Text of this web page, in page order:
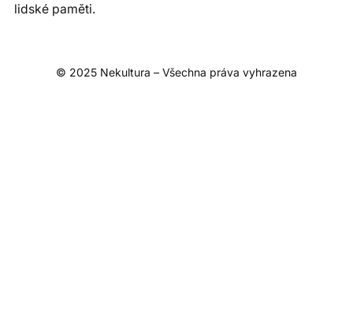
lidské paměti.
© 2025 Nekultura – Všechna práva vyhrazena